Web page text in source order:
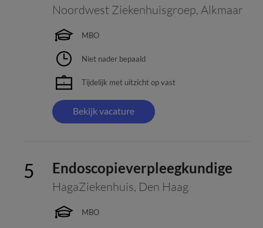
Noordwest Ziekenhuisgroep, Alkmaar
MBO
Niet nader bepaald
Tijdelijk met uitzicht op vast
Bekijk vacature
Endoscopieverpleegkundige
HagaZiekenhuis, Den Haag
MBO